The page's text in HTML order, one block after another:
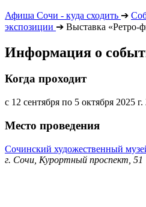
Афиша Сочи - куда сходить ➔
экспозиции ➔ Выставка «Ретро-
Информация о
Когда проходит
с 12 сентября по 5 октября 2025 г.
Место проведения
Сочинский художественный
г. Сочи, Курортный проспект, 51